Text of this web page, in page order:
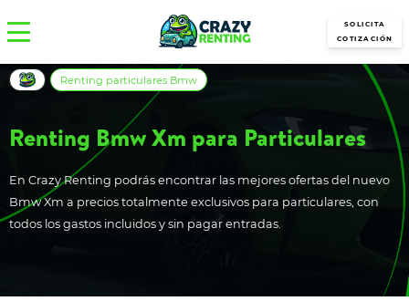
SOLICITA
COTIZACIÓN
Renting Bmw Xm para Particulares
En Crazy Renting podrás encontrar las mejores ofertas del nuevo
Bmw Xm a precios totalmente exclusivos para particulares, con
todos los gastos incluidos y sin pagar entradas.
Renting particulares Bmw